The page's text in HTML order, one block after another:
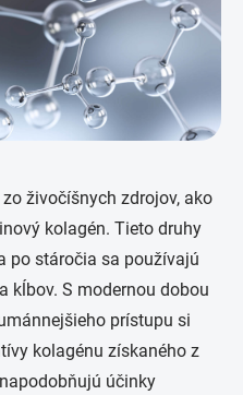
živočíšnych zdrojov, ako
kolagén. Tieto druhy
po stáročia sa používajú
kĺbov. S modernou dobou
prístupu si
kolagénu získaného z
účinky